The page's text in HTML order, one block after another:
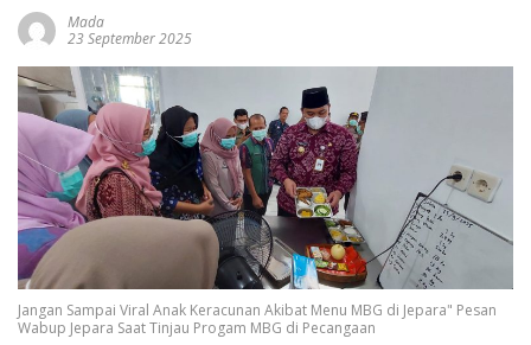
Mada
23 September 2025
Jangan Sampai Viral Anak Keracunan Akibat Menu MBG di Jepara" Pesan
Wabup Jepara Saat Tinjau Progam MBG di Pecangaan